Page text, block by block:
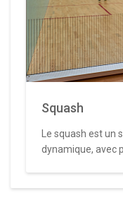
Squash
Le squash est un
dynamique, avec